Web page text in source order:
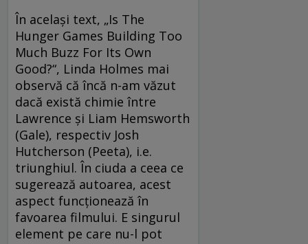
În acelaşi text, „Is The
Hunger Games Building Too
Much Buzz For Its Own
Good?“, Linda Holmes mai
observă că încă n-am văzut
dacă există chimie între
Lawrence şi Liam Hemsworth
(Gale), respectiv Josh
Hutcherson (Peeta), i.e.
triunghiul. În ciuda a ceea ce
sugerează autoarea, acest
aspect funcţionează în
favoarea filmului. E singurul
element pe care nu-l pot